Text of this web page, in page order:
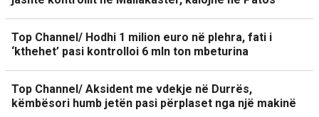
Top Channel/ Hodhi 1 milion euro në plehra, fati i
‘kthehet’ pasi kontrolloi 6 mln ton mbeturina
Top Channel/ Aksident me vdekje në Durrës,
këmbësori humb jetën pasi përplaset nga një makinë